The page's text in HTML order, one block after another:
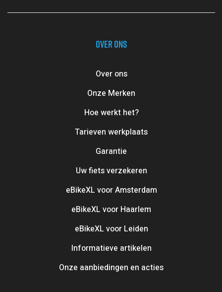
OVER ONS
Over ons
Onze Merken
Hoe werkt het?
Tarieven werkplaats
Garantie
Uw fiets verzekeren
eBikeXL voor Amsterdam
eBikeXL voor Haarlem
eBikeXL voor Leiden
Informatieve artikelen
Onze aanbiedingen en acties